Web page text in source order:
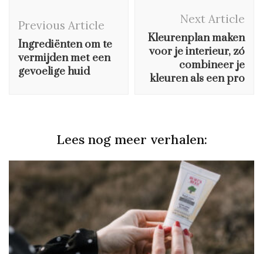
Navigation
Previous Article
Ingrediënten om te
vermijden met een
gevoelige huid
Next Article
Kleurenplan maken
voor je interieur, zó
combineer je
kleuren als een pro
Lees nog meer verhalen: